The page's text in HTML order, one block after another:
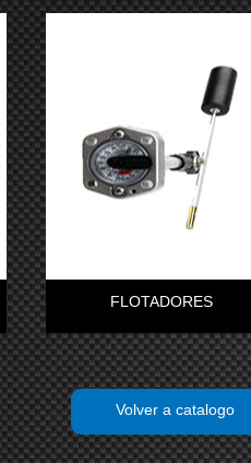
FLOTADORES
Volver a catalogo